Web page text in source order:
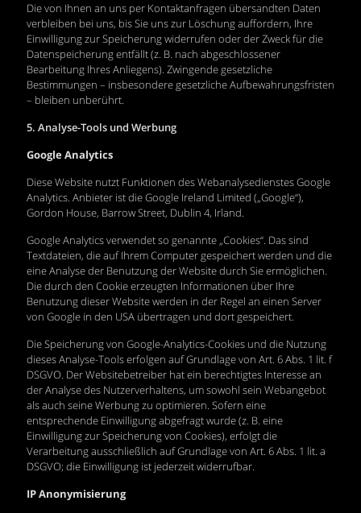
Die von Ihnen an uns per Kontaktanfragen übersandten Daten
verbleiben bei uns, bis Sie uns zur Löschung auffordern, Ihre
Einwilligung zur Speicherung widerrufen oder der Zweck für die
Datenspeicherung entfällt (z. B. nach abgeschlossener
Bearbeitung Ihres Anliegens). Zwingende gesetzliche
Bestimmungen – insbesondere gesetzliche Aufbewahrungsfristen
– bleiben unberührt.
5. Analyse-Tools und Werbung
Google Analytics
Diese Website nutzt Funktionen des Webanalysedienstes Google
Analytics. Anbieter ist die Google Ireland Limited („Google“),
Gordon House, Barrow Street, Dublin 4, Irland.
Google Analytics verwendet so genannte „Cookies“. Das sind
Textdateien, die auf Ihrem Computer gespeichert werden und die
eine Analyse der Benutzung der Website durch Sie ermöglichen.
Die durch den Cookie erzeugten Informationen über Ihre
Benutzung dieser Website werden in der Regel an einen Server
von Google in den USA übertragen und dort gespeichert.
Die Speicherung von Google-Analytics-Cookies und die Nutzung
dieses Analyse-Tools erfolgen auf Grundlage von Art. 6 Abs. 1 lit. f
DSGVO. Der Websitebetreiber hat ein berechtigtes Interesse an
der Analyse des Nutzerverhaltens, um sowohl sein Webangebot
als auch seine Werbung zu optimieren. Sofern eine
entsprechende Einwilligung abgefragt wurde (z. B. eine
Einwilligung zur Speicherung von Cookies), erfolgt die
Verarbeitung ausschließlich auf Grundlage von Art. 6 Abs. 1 lit. a
DSGVO; die Einwilligung ist jederzeit widerrufbar.
IP Anonymisierung